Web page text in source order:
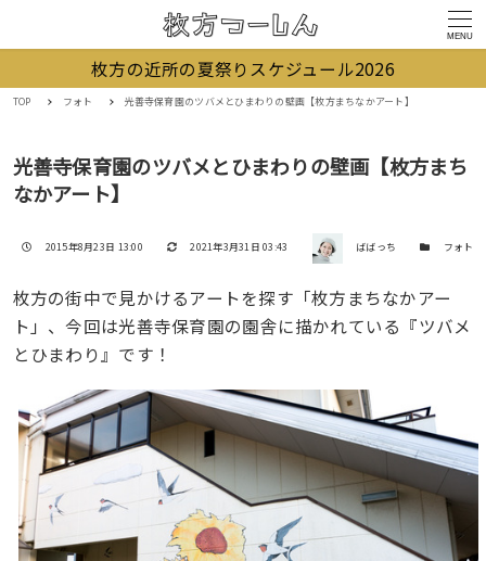
MENU
枚方の近所の夏祭りスケジュール2026
TOP フォト 光善寺保育園のツバメとひまわりの壁画【枚方まちなかアート】
光善寺保育園のツバメとひまわりの壁画【枚方まち
なかアート】
投稿日
2015年8月23日 13:00 更新日
2021年3月31日 03:43 著者 ばばっち カテゴリー
フォト
枚方の街中で見かけるアートを探す「枚方まちなかアー
ト」、今回は光善寺保育園の園舎に描かれている『ツバメ
とひまわり』です！